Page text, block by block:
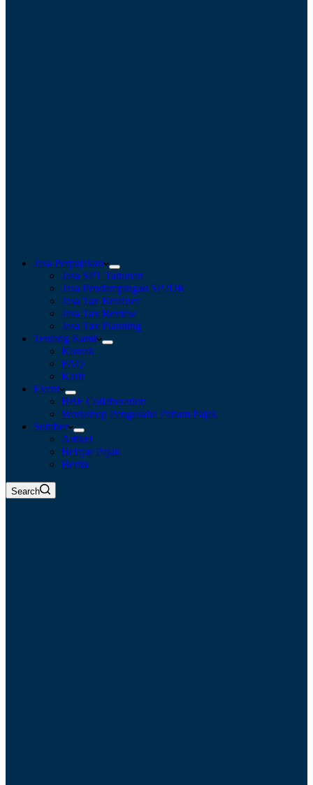
Jasa Perpajakan
Jasa SPT Tahunan
Jasa Pendampingan SP2DK
Jasa Tax Retainer
Jasa Tax Review
Jasa Tax Planning
Tentang Kami
Kontak
FAQ
Karir
Event
BBF Collaboration
Workshop Pengusaha Paham Pajak
Sumber
Artikel
Belajar Pajak
Berita
Search